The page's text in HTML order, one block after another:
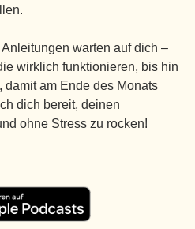
warten auf dich –
wirklich funktionieren, bis hin
damit am Ende des Monats
dich bereit, deinen
ohne Stress zu rocken!